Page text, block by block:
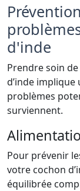
d'inde
Prendre soin
d’inde
problèmes
surviennent.
Pour prévenir
votre cochon
équilibrée